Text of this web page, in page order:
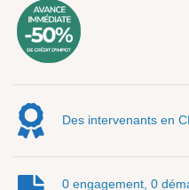
Des intervenants en
0 engagement, 0